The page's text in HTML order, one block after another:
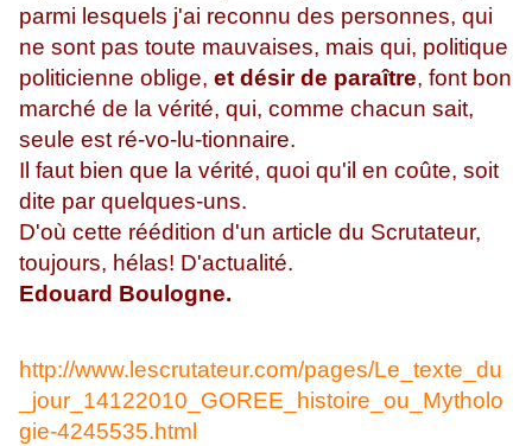
parmi lesquels j'ai reconnu des personnes, qui
ne sont pas toute mauvaises, mais qui, politique
politicienne oblige, et désir de paraître, font bon
marché de la vérité, qui, comme chacun sait,
seule est ré-vo-lu-tionnaire.
Il faut bien que la vérité, quoi qu'il en coûte, soit
dite par quelques-uns.
D'où cette réédition d'un article du Scrutateur,
toujours, hélas! D'actualité.
Edouard Boulogne.
http://www.lescrutateur.com/pages/Le_texte_du
_jour_14122010_GOREE_histoire_ou_Mytholo
gie-4245535.html